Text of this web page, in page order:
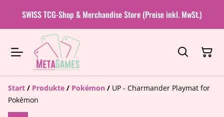
SWISS TCG-Shop & Merchandise Store (Preise inkl. MwSt.)
Start / Produkte / Pokémon / UP - Charmander Playmat for
Pokémon